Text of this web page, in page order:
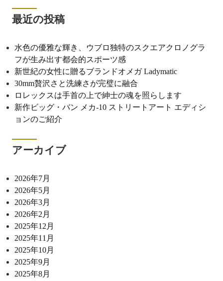
最近の投稿
水色の優雅な輝き、ウブロ独特のスクエアクロノグラ
フが生み出す都会的スポーツ感
新世紀の女性に贈るブランドオメガ Ladymatic
30mm贅沢さと洗練さが完璧に融合
ロレックスは手首の上で紳士の魂を照らします
新作ビッグ・バン メカ-10 ストリートアート エディシ
ョンのご紹介
アーカイブ
2026年7月
2026年5月
2026年3月
2026年2月
2025年12月
2025年11月
2025年10月
2025年9月
2025年8月